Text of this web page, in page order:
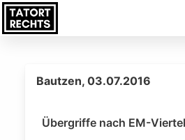
Bautzen, 03.07.2016
Übergriffe nach EM-